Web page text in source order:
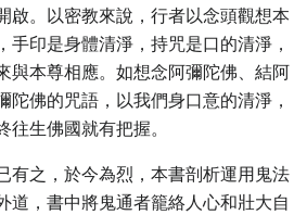
啟。以密教來說，行者以念頭觀想本
手印是身體清淨，持咒是口的清淨，
與本尊相應。如想念阿彌陀佛、結阿
陀佛的咒語，以我們身口意的清淨，
生佛國就有把握。
有之，於今為烈，本書剖析運用鬼法
道，書中將鬼通者籠絡人心和壯大自